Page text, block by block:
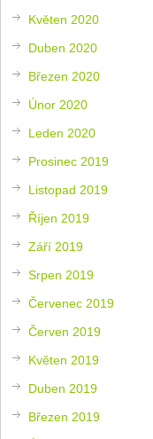
Květen 2020
Duben 2020
Březen 2020
Únor 2020
Leden 2020
Prosinec 2019
Listopad 2019
Říjen 2019
Září 2019
Srpen 2019
Červenec 2019
Červen 2019
Květen 2019
Duben 2019
Březen 2019